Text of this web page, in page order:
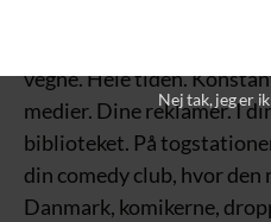
vegne. Hele tiden.
medier. Dine reklamer. I
biblioteket. På
din comedy club, hvor
Danmark, komikerne,
Nej tak, jeg er